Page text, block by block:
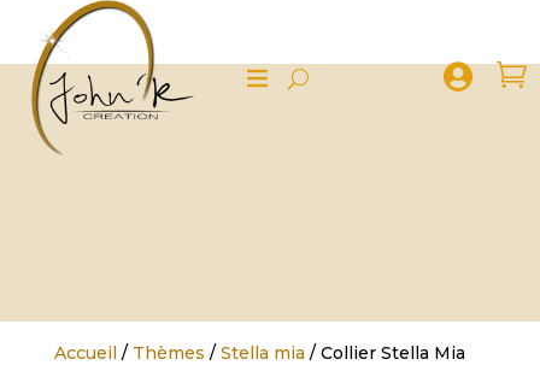
 
Accueil / Thèmes / Stella mia / Collier Stella Mia